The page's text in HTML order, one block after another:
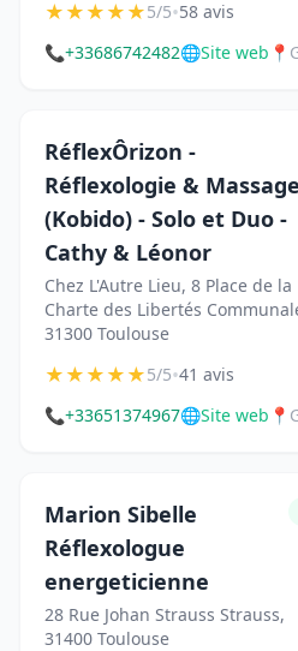
★★★★★5/5•58 avis
📞+33686742482🌐Site web 📍
RéflexÔrizon -
Réflexologie &
(Kobido) - Solo et Duo -
Cathy & Léonor
Chez L'Autre Lieu, 8 Place de la
Charte des Libertés
31300 Toulouse
★★★★★5/5•41 avis
📞+33651374967🌐Site web 📍
Marion Sibelle
Réflexologue
energeticienne
28 Rue Johan Strauss Strauss,
31400 Toulouse